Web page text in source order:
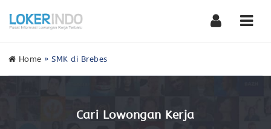
Home »SMK di Brebes
Cari Lowongan Kerja